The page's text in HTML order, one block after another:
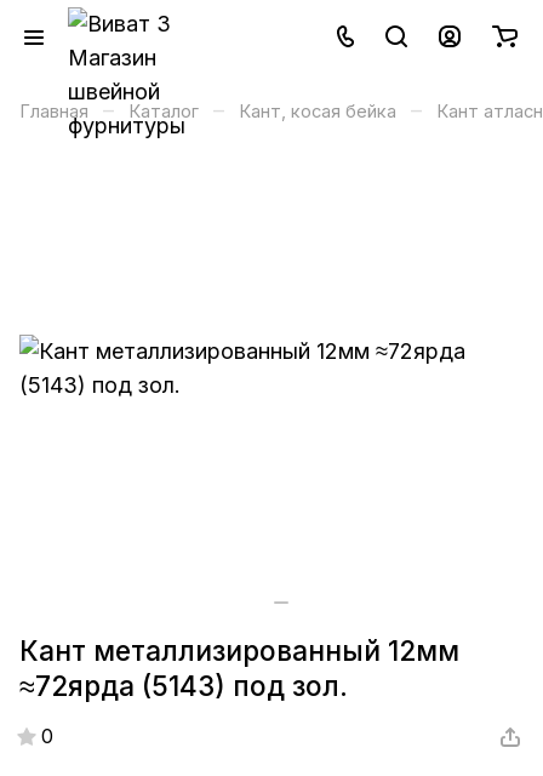
Главная – Каталог – Кант, косая бейка – Кант
Кант металлизированный 12мм
≈72ярда (5143) под зол.
0